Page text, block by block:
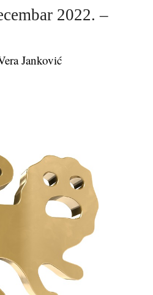
2022. –
Janković